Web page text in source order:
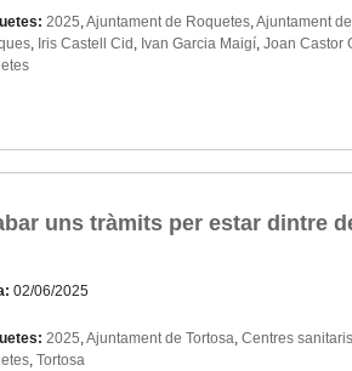
2025,Ajuntament de Roquetes,Ajuntament
, Iris Castell Cid , Ivan Garcia Maigí, Joan Castor
uns tràmits per estar dintre
02/06/2025
2025,Ajuntament de Tortosa, Centres sanitaris
, Tortosa